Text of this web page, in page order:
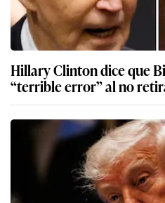
Hillary Clinton dice que
“terrible error” al no